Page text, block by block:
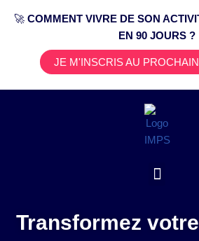
contenu
🚀 COMMENT VIVRE DE SON
EN 90 JOURS ?
JE M'INSCRIS AU
Transformez